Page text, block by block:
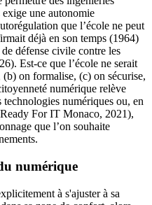
une autonomie
que l’école ne peut
déjà en son temps (1964)
défense civile contre les
Est-ce que l’école ne serait
on formalise, (c) on sécurise,
numérique relève
numériques ou, en
For IT Monaco, 2021),
que l’on souhaite
numérique
à s'ajuster à sa